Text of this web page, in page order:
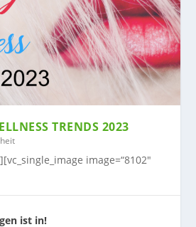
TRENDS 2023
image=“8102″
ist in!